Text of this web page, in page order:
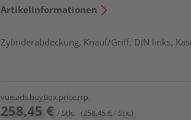
Artikelinformationen
Zylinderabdeckung, Knauf/Griff, DIN links,
vue.ads.buyBox.price.rrp
258,45 € / Stk. (258,45 € / Stk.)